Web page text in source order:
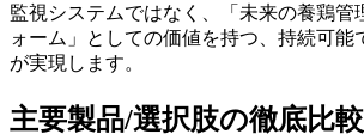
監視システムではなく、「未来の養鶏管
ォーム」としての価値を持つ、持続可能
が実現します。
主要製品/選択肢の徹底比